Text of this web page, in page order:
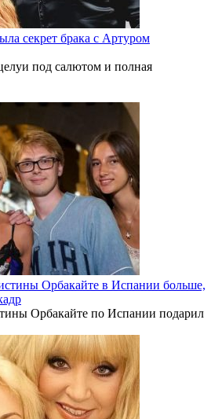
секрет брака с Артуром
под салютом и полная
Орбакайте в Испании больше,
Орбакайте по Испании подарил